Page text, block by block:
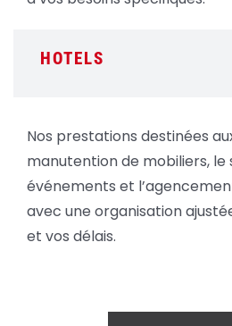
HOTELS
Nos prestations destinées
manutention de mobiliers,
événements et
avec une organisation
et vos délais.